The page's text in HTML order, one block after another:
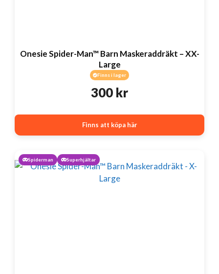
Onesie Spider-Man™ Barn Maskeraddräkt – XX-
Large
Finns i lager
300 kr
Finns att köpa här
Spiderman Superhjältar